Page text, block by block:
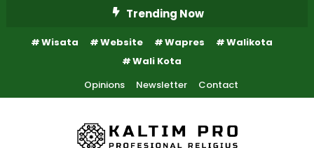
Content
Trending Now
Wisata Website Wapres
Walikota
Wali Kota
Opinions
Newsletter Contact